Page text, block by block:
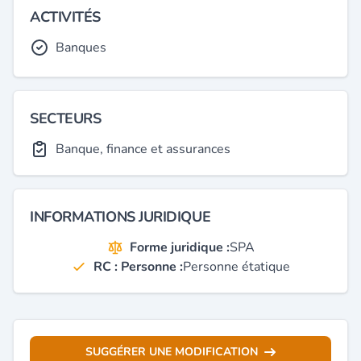
ACTIVITÉS
Banques
SECTEURS
Banque, finance et assurances
INFORMATIONS JURIDIQUE
Forme juridique :SPA
RC : Personne :Personne étatique
SUGGÉRER UNE MODIFICATION